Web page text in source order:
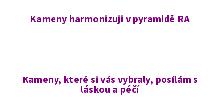
Kameny harmonizuji v pyramidě RA
Kameny, které si vás vybraly, posílám s
láskou a péčí